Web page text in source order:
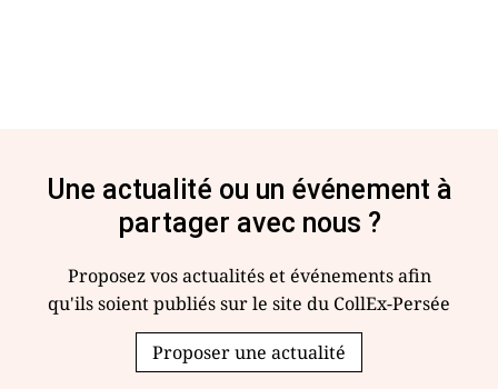
Une actualité ou un événement à
partager avec nous ?
Proposez vos actualités et événements afin
qu'ils soient publiés sur le site du CollEx-Persée
Proposer une actualité